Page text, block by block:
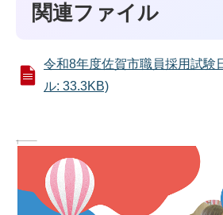
関連ファイル
令和8年度佐賀市職員採用試験
ル: 33.3KB)